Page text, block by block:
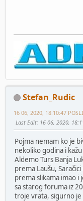
Stefan_Rudic
16 06, 2020, 18:10:47
Last Edit: 16 06, 2020,
Pojma nemam ko je
nekoliko godina i
Aldemo Turs Banja
prema Laušu,
prema slikama imao i
sa starog foruma iz
troje vrata, sigurno je